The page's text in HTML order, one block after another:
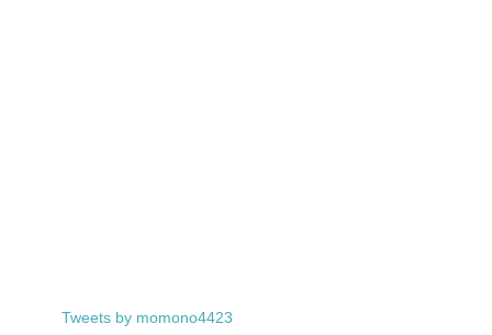
Tweets by momono4423